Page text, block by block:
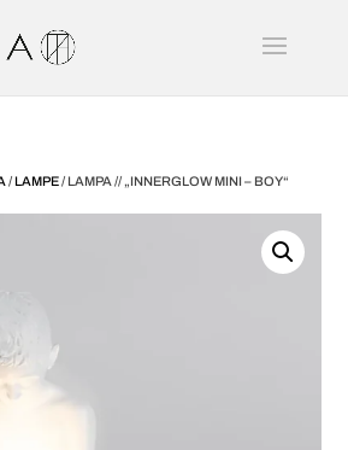
/LAMPE/ LAMPA // „INNERGLOW MINI – BOY“